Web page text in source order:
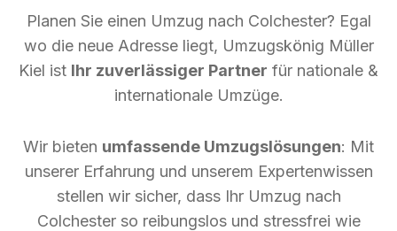
Planen Sie einen Umzug nach Colchester? Egal
wo die neue Adresse liegt, Umzugskönig Müller
Kiel ist Ihr zuverlässiger Partner für nationale &
internationale Umzüge.
Wir bieten umfassende Umzugslösungen: Mit
unserer Erfahrung und unserem Expertenwissen
stellen wir sicher, dass Ihr Umzug nach
Colchester so reibungslos und stressfrei wie